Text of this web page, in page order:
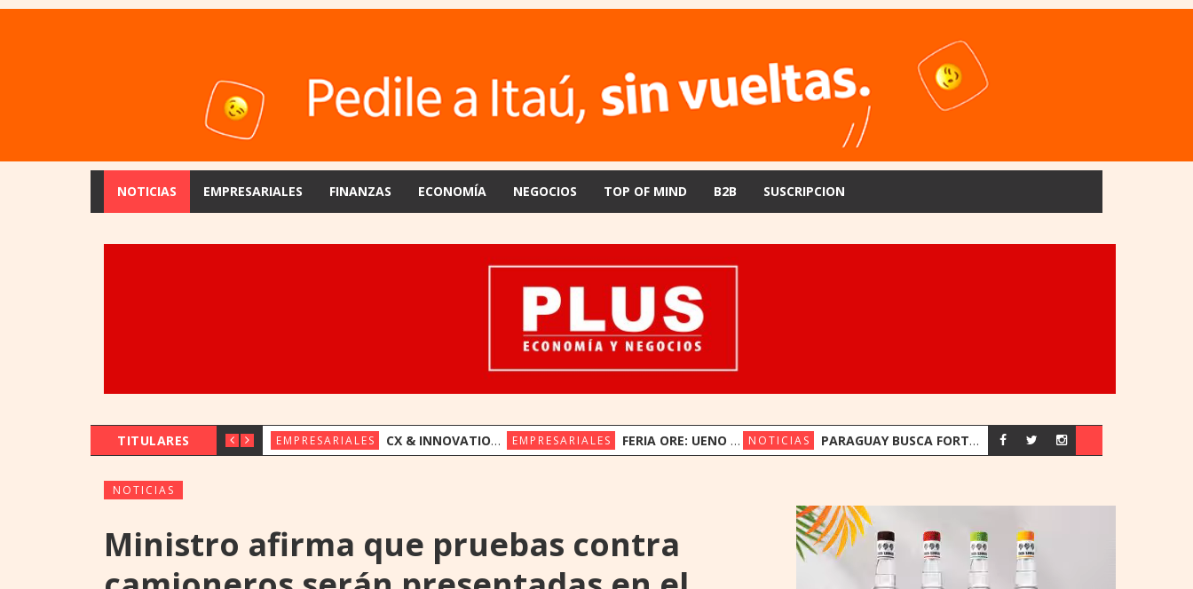
NOTICIAS EMPRESARIALES FINANZAS ECONOMÍA NEGOCIOS TOP OF MIND B2B SUSCRIPCION
TITULARES EMPRESARIALES CX & INNOVATION CONGRESS REÚNE A LÍDERES REGIONALES PARA EXPLORAR LA NUEVA ERA DE LA EXPERIENCIA DEL CLIENTE EMPRESARIALES FERIA ORE: UENO BANK APUESTA POR LA CULTURA INDÍGENA Y EL COMERCIO JUSTO NOTICIAS PARAGUAY BUSCA FORTALECER SU ESTRATEGIA ENERGÉTICA ANTE EL CRECIMIENTO DE LA DEMANDA
NOTICIAS
Ministro afirma que pruebas contra